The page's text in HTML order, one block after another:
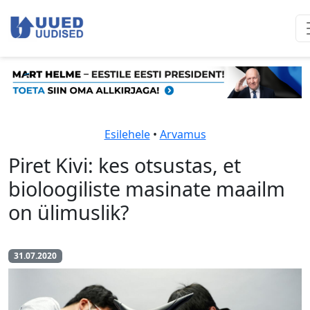
Esilehele• Arvamus
Piret Kivi: kes otsustas, et
bioloogiliste masinate maailm
on ülimuslik?
31.07.2020